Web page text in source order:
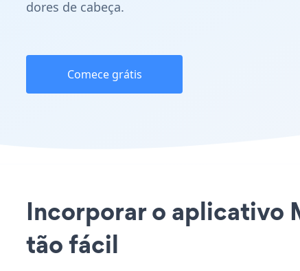
dores de cabeça.
Comece grátis
Incorporar o aplicativo
tão fácil